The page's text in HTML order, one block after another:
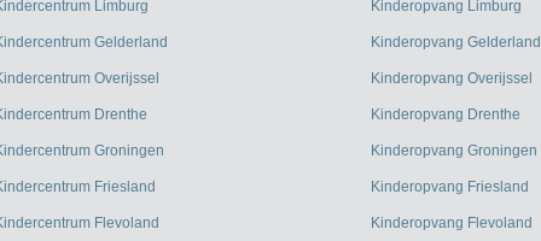
Limburg
Gelderland
Overijssel
Drenthe
Groningen
Friesland
Flevoland
Kinderopvang Limburg
Kinderopvang Gelderland
Kinderopvang Overijssel
Kinderopvang Drenthe
Kinderopvang Groningen
Kinderopvang Friesland
Kinderopvang Flevoland